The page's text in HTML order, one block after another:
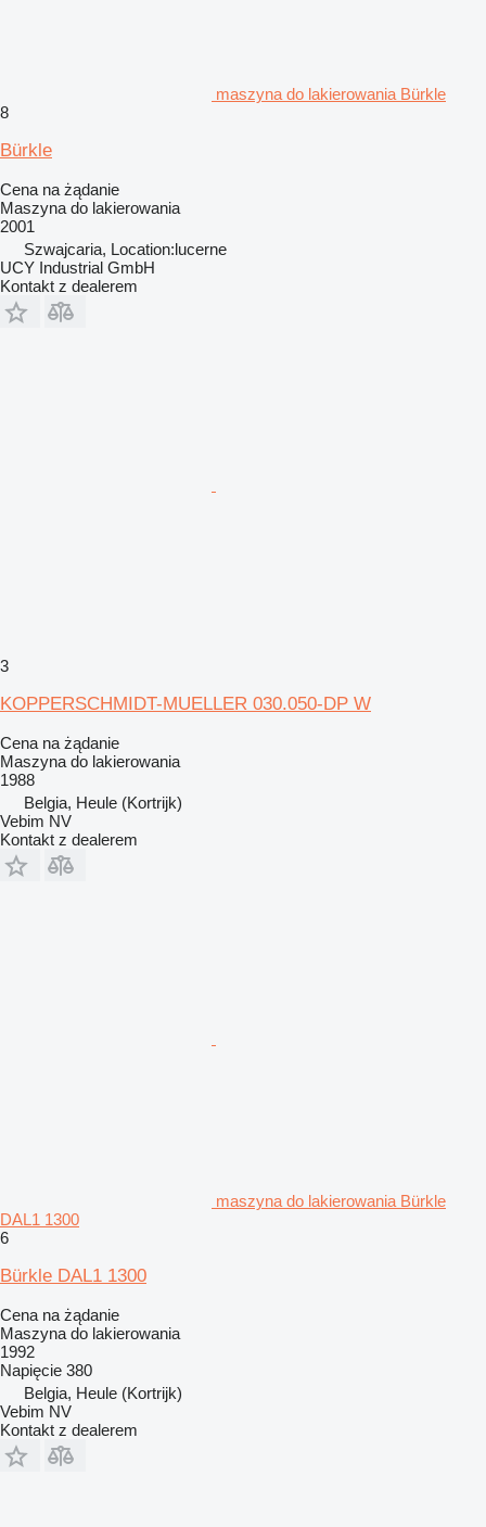
maszyna do lakierowania Bürkle
8
Bürkle
Cena na żądanie
Maszyna do lakierowania
2001
Szwajcaria, Location:lucerne
UCY Industrial GmbH
Kontakt z dealerem
3
KOPPERSCHMIDT-MUELLER 030.050-DP W
Cena na żądanie
Maszyna do lakierowania
1988
Belgia, Heule (Kortrijk)
Vebim NV
Kontakt z dealerem
maszyna do lakierowania Bürkle
DAL1 1300
6
Bürkle DAL1 1300
Cena na żądanie
Maszyna do lakierowania
1992
Napięcie 380
Belgia, Heule (Kortrijk)
Vebim NV
Kontakt z dealerem